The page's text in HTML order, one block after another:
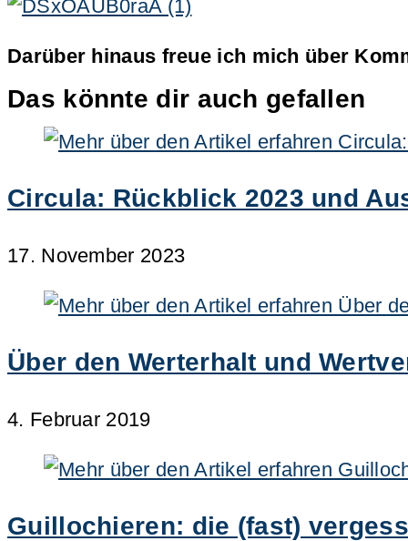
Darüber hinaus freue ich mich über
Das könnte dir auch gefallen
Circula: Rückblick 2023 und
17. November 2023
Über den Werterhalt und
4. Februar 2019
Guillochieren: die (fast)